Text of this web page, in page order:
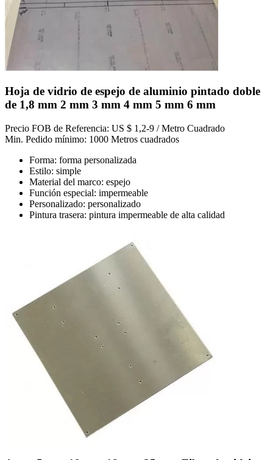
Hoja de vidrio de espejo de aluminio pintado doble
de 1,8 mm 2 mm 3 mm 4 mm 5 mm 6 mm
Precio FOB de Referencia: US $ 1,2-9 / Metro Cuadrado
Min. Pedido mínimo: 1000 Metros cuadrados
Forma: forma personalizada
Estilo: simple
Material del marco: espejo
Función especial: impermeable
Personalizado: personalizado
Pintura trasera: pintura impermeable de alta calidad